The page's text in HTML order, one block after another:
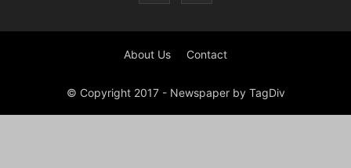
About Us Contact
© Copyright 2017 - Newspaper by TagDiv